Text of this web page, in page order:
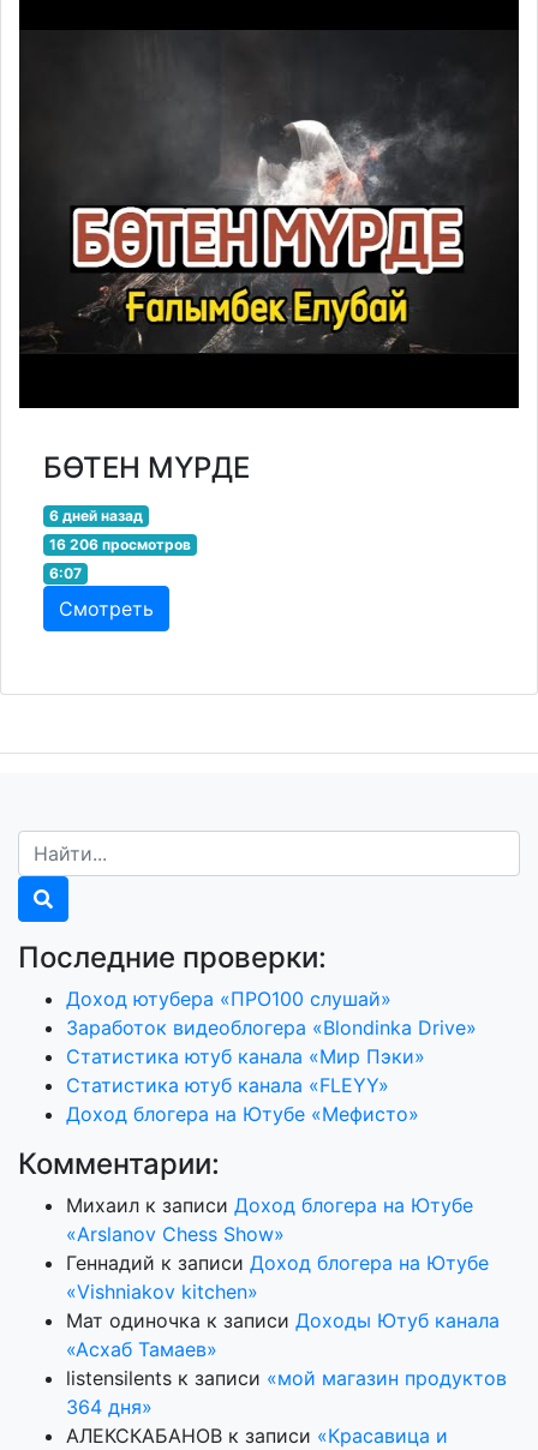
БӨТЕН МҮРДЕ
6 дней назад
16 206 просмотров
6:07
Смотреть
Последние проверки:
Доход ютубера «ПРО100 слушай»
Заработок видеоблогера «Blondinka Drive»
Статистика ютуб канала «Мир Пэки»
Статистика ютуб канала «FLEYY»
Доход блогера на Ютубе «Мефисто»
Комментарии:
Михаил к записи Доход блогера на Ютубе
«Arslanov Chess Show»
Геннадий к записи Доход блогера на Ютубе
«Vishniakov kitchen»
Мат одиночка к записи Доходы Ютуб канала
«Асхаб Тамаев»
listensilents к записи «мой магазин продуктов
364 дня»
АЛЕКСКАБАНОВ к записи «Красавица и